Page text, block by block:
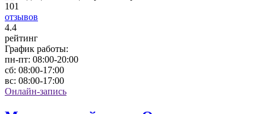
101
отзывов
4.4
рейтинг
График работы:
пн-пт: 08:00-20:00
сб: 08:00-17:00
вс: 08:00-17:00
Онлайн-запись